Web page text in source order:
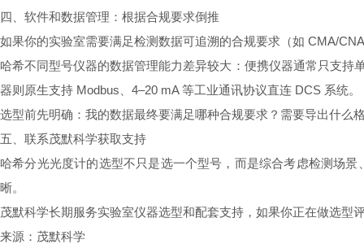
四、软件和数据管理：根据合规要求倒推
如果你的实验室需要满足检测数据可追溯的合规要求（如 CMA/
哈希不同型号仪器的数据管理能力差异较大：便携仪器通常只支
器则原生支持 Modbus、4–20 mA 等工业通讯协议直连 DCS 系统。
选型前先明确：我的数据最终要满足哪种合规要求？需要导出什
五、联系茂默科学获取支持
哈希分光光度计的选型不只是选一个型号，而是综合考虑检测场
晰。
茂默科学长期服务实验室仪器选型和配套支持，如果你正在做选
来源：茂默科学